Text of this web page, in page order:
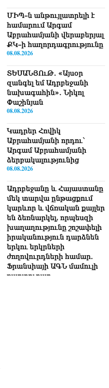
ՄԻՊ–ն անթույլատրելի է
համարում Արգամ
Աբրահամյանի վերաբերյալ
ՔԿ–ի հաղորդագրությունը
08.08.2026
ՏԵՍԱՆՅՈւԹ․ «Այսօր
զանգել եմ Ադրբեջանի
նախագահին»․ Նիկոլ
Փաշինյան
08.08.2026
Կադրեր Հովիկ
Աբրահամյանի որդու՝
Արգամ Աբրահամյանի
ձերբակալությունից
08.08.2026
Ադրբեջանը և Հայաստանը
մեկ տարվա ընթացքում
կարևոր և վճռական քայլեր
են ձեռնարկել, որպեսզի
խաղաղությունը շոշափելի
իրականություն դարձնեն
երկու երկրների
ժողովուրդների համար․
Ֆրանսիայի ԱԳՆ մամուլի
քարտուղար